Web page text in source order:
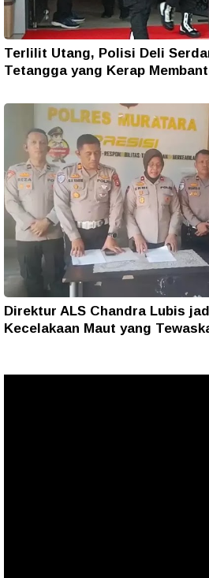
Terlilit Utang, Polisi Deli
Tetangga yang Kerap
Direktur ALS Chandra Lubis
Kecelakaan Maut yang